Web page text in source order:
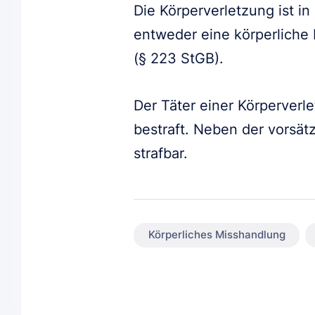
Die Körperverletzung ist
entweder eine körperliche
(§ 223 StGB).
Der Täter einer
bestraft. Neben der
strafbar.
Körperliches Misshandlung